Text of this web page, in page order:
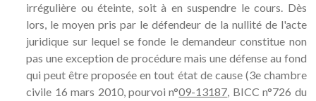
irrégulière ou éteinte, soit à en suspendre le cours. Dès
lors, le moyen pris par le défendeur de la nullité de l'acte
juridique sur lequel se fonde le demandeur constitue non
pas une exception de procédure mais une défense au fond
qui peut être proposée en tout état de cause (3e chambre
civile 16 mars 2010, pourvoi n°09-13187, BICC n°726 du